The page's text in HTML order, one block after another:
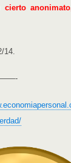
cierto
14.